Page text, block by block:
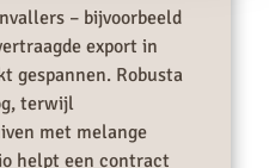
– bijvoorbeeld
export in
gespannen. Robusta
terwijl
met melange
helpt een contract